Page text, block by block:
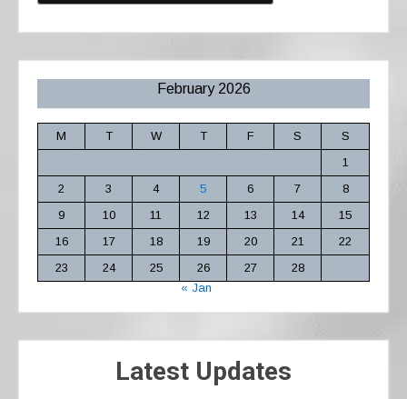
February 2026
M T W T F S
S
1
2
3 4 5 6 7
8
9
10 11 12 13 14
15
16
17 18 19 20 21
22
23
24 25 26 27
28
« Jan
Latest Updates